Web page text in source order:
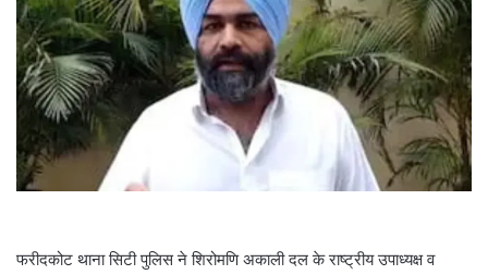
m
i
l
फरीदकोट थाना सिटी पुलिस ने शिरोमणि अकाली दल के राष्ट्रीय उपाध्यक्ष व